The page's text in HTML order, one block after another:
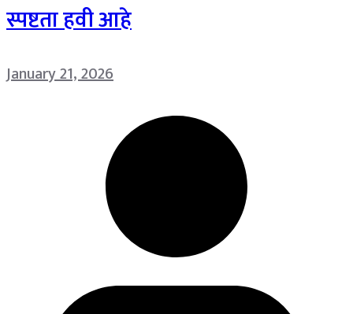
स्पष्टता हवी आहे
January 21, 2026